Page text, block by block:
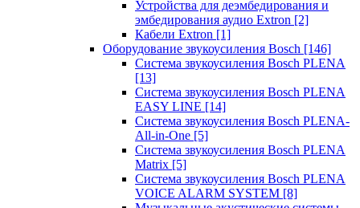
Устройства для деэмбедирования и
эмбедирования аудио Extron [2]
Кабели Extron [1]
Оборудование звукоусиления Bosch [146]
Система звукоусиления Bosch PLENA
[13]
Система звукоусиления Bosch PLENA
EASY LINE [14]
Система звукоусиления Bosch PLENA-
All-in-One [5]
Система звукоусиления Bosch PLENA
Matrix [5]
Система звукоусиления Bosch PLENA
VOICE ALARM SYSTEM [8]